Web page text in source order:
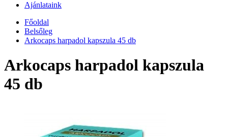
Ajánlataink
Főoldal
Belsőleg
Arkocaps harpadol kapszula 45 db
Arkocaps harpadol kapszula
45 db